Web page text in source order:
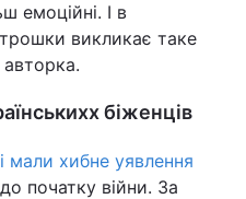
емоційні. І в
викликає таке
біженців
мали хибне уявлення
до початку війни. За